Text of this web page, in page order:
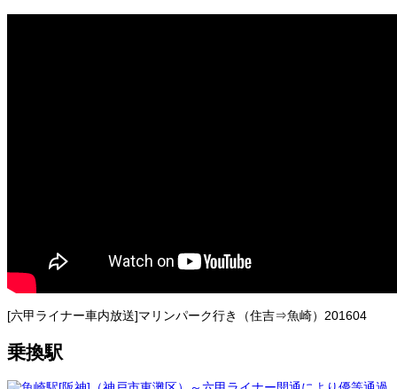
[六甲ライナー車内放送]マリンパーク行き（住吉⇒魚崎）201604
乗換駅